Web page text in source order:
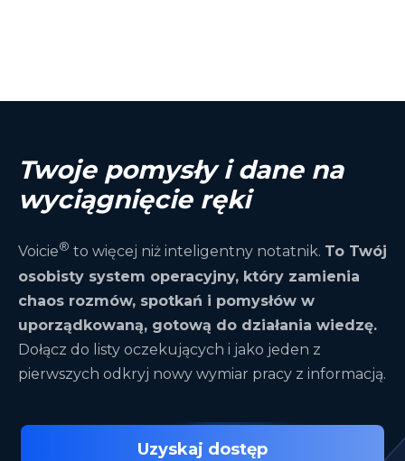
wszystkimi integracjami. Szczegóły na stronie z
Twoje pomysły i dane na
wyciągnięcie ręki
Voicie® to więcej niż inteligentny notatnik. To Twój
osobisty system operacyjny, który zamienia
chaos rozmów, spotkań i pomysłów w
uporządkowaną, gotową do działania wiedzę.
Dołącz do listy oczekujących i jako jeden z
pierwszych odkryj nowy wymiar pracy z informacją.
Uzyskaj dostęp